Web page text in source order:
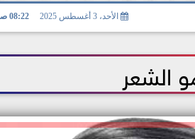
الصحة الأحد، 3 أغسطس 2025 08:22 صـ
الشعر